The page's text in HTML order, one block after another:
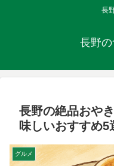
長
長野
長野の絶品おや
味しいおすすめ5
グルメ